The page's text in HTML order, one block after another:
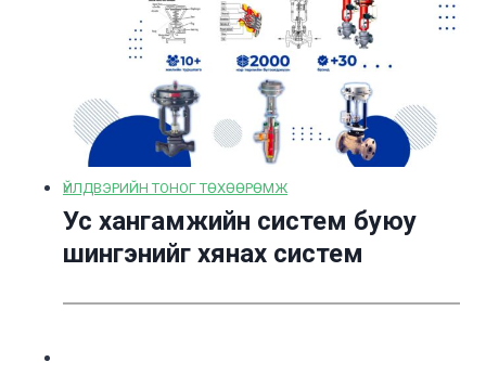
ҮЙЛДВЭРИЙН ТОНОГ ТӨХӨӨРӨМЖ
Ус хангамжийн систем буюу
шингэнийг хянах систем